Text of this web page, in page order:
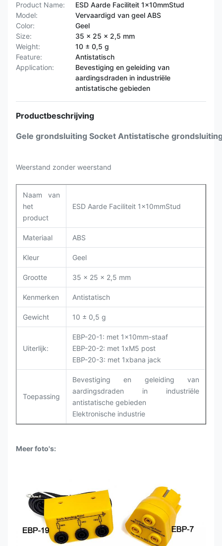
Product Name:
ESD Aarde Faciliteit 1x10mmStud
Model:
Vervaardigd van geel ABS
Color:
Geel
Size:
35 x 25 x 2,5 mm
Weight:
10 ± 0,5 g
Feature:
Antistatisch
Application:
Bevestiging en geleiding van
aardingsdraden in industriële
antistatische gebieden
Productbeschrijving
Gele grondsluiting Socket Antistatische
Weerstand zonder weerstand
Naam van
het
product
ESD Aarde Faciliteit 1x10mmStud
Materiaal ABS
Kleur Geel
Grootte 35 x 25 x 2,5 mm
Kenmerken Antistatisch
Gewicht 10 ± 0,5 g
Uiterlijk:
EBP-20-1: met 1x10mm-staaf
EBP-20-2: met 1xM5 post
EBP-20-3: met 1xbana jack
Toepassing
Bevestiging en geleiding van
aardingsdraden in industriële
antistatische gebieden
Elektronische industrie
Meer foto's: